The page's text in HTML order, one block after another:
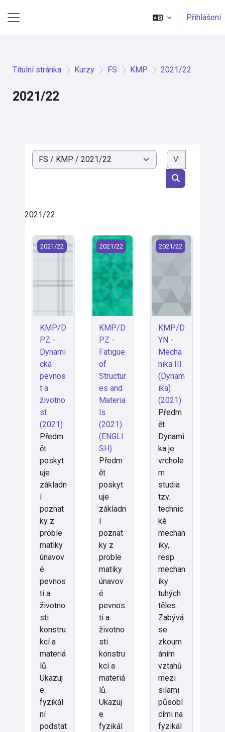
Přihlášení
Titulní stránka Kurzy FS KMP 2021/22
2021/22
Kategorie kurzů
Vyhledat
2021/22
KMP/DPZ - Dynamická pevnost a životnost (2021)
2021/22
KMP/D
PZ -
Dynami
cká
pevnos
t a
životno
st
(2021)
Předm
ět
poskyt
uje
základn
í
poznat
ky z
proble
matiky
únavov
é
pevnos
ti a
životno
sti
konstru
kcí a
materiá
lů.
Ukazuj
e
fyzikál
ní
podstat
KMP/DPZ - Fatigue of Structures
2021/22
KMP/D
PZ -
Fatigue
of
Structur
es and
Materia
ls
(2021)
(ENGLI
SH)
Předm
ět
poskyt
uje
základn
í
poznat
ky z
proble
matiky
únavov
é
pevnos
ti a
životno
sti
konstru
kcí a
materiá
lů.
Ukazuj
e
fyzikál
KMP/DYN -
2021/22
KMP/D
YN -
Mecha
nika III
(Dynam
ika)
(2021)
Předm
ět
Dynami
ka je
vrchole
m
studia
tzv.
technic
ké
mechan
iky,
resp.
mechan
iky
tuhých
těles.
Zabývá
se
zkoum
áním
vztahů
mezi
silami
působí
cími na
fyzikál